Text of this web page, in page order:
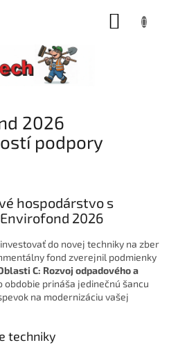
2026
podpory
hospodárstvo s
2026
do novej techniky na zber
fond zverejnil podmienky
C: Rozvoj odpadového a
obdobie prináša jedinečnú šancu
na modernizáciu vašej
techniky